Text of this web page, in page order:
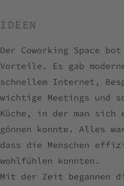
IDEEN
Der Coworking Space
Vorteile. Es gab
schnellem Internet,
wichtige Meetings und
Küche, in der man sich
gönnen konnte. Alles
dass die Menschen
wohlfühlen konnten.
Mit der Zeit begannen